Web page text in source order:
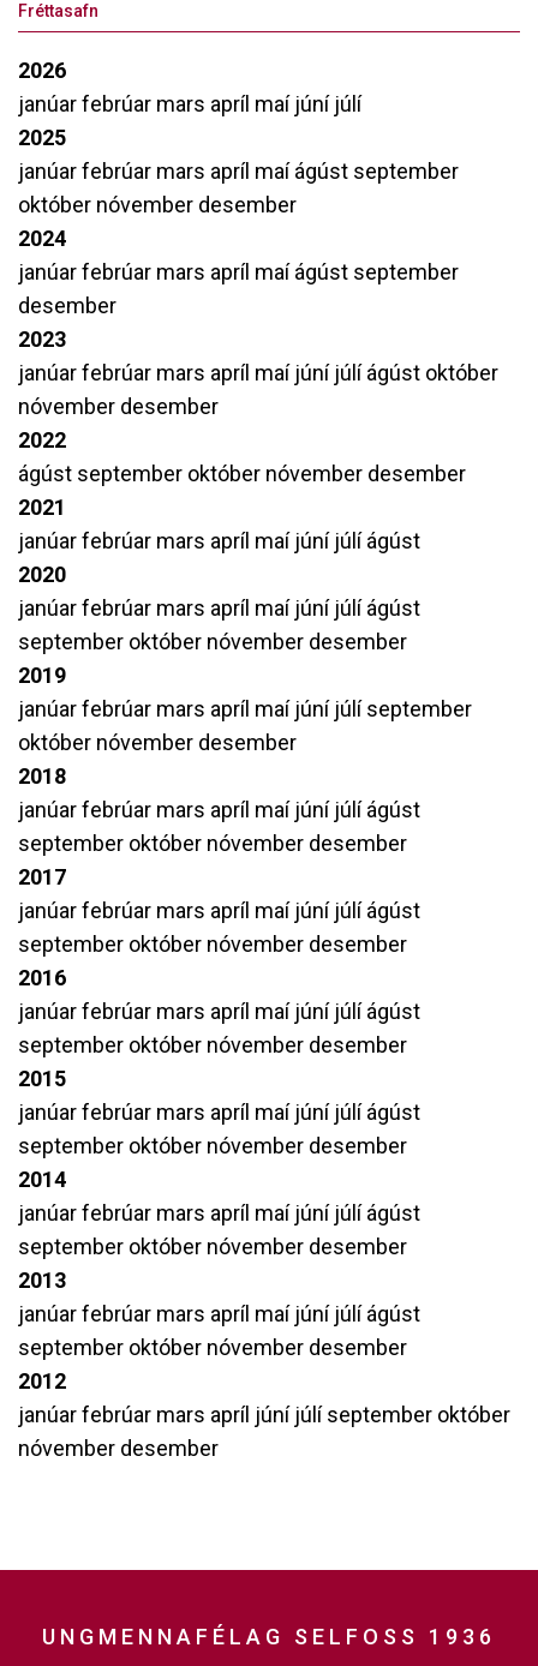
Fréttasafn
2026
janúarfebrúar mars apríl maí júní júlí
2025
janúarfebrúar mars apríl maíágúst september
október nóvember desember
2024
janúarfebrúar mars apríl maíágúst september
desember
2023
janúarfebrúar mars apríl maí júní júlíágúst október
nóvember desember
2022
ágúst september október nóvember desember
2021
janúarfebrúar mars apríl maí júní júlíágúst
2020
janúarfebrúar mars apríl maí júní júlíágúst
september október nóvember desember
2019
janúarfebrúar mars apríl maí júní júlíseptember
október nóvember desember
2018
janúarfebrúar mars apríl maí júní júlíágúst
september október nóvember desember
2017
janúarfebrúar mars apríl maí júní júlíágúst
september október nóvember desember
2016
janúarfebrúar mars apríl maí júní júlíágúst
september október nóvember desember
2015
janúarfebrúar mars apríl maí júní júlíágúst
september október nóvember desember
2014
janúarfebrúar mars apríl maí júní júlíágúst
september október nóvember desember
2013
janúarfebrúar mars apríl maí júní júlíágúst
september október nóvember desember
2012
janúarfebrúar mars apríl júní júlíseptember október
nóvember desember
UNGMENNAFÉLAG SELFOSS 1936